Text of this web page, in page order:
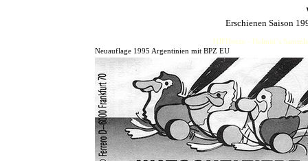
Erschienen Saison
HJFHenze - Helmut´s
Neuauflage 1995 Argentinien mit BPZ EU